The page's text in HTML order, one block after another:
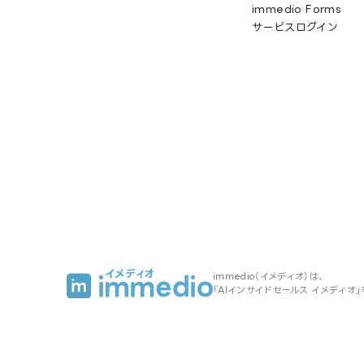
immedio Forms
サービスログイン
immedio（イメディオ）は、
「AIインサイドセールス イメディオ」